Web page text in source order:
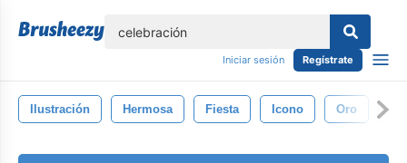
Iniciar sesión Regístrate
Ilustración Hermosa Fiesta Icono Oro